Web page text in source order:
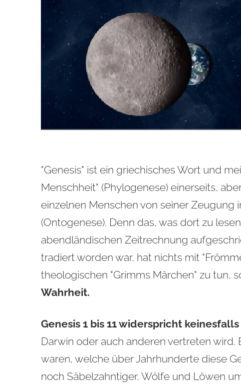
"Genesis" ist ein griechisches Wort und
Menschheit" (Phylogenese) einerseits,
einzelnen Menschen von seiner Zeugung
(Ontogenese). Denn das, was dort zu
abendländischen Zeitrechnung
tradiert worden war, hat nichts mit
theologischen "Grimms Märchen" zu tun,
Wahrheit.
Genesis 1 bis 11 widerspricht
Darwin oder auch anderen vertreten wird.
waren, welche über Jahrhunderte diese
noch Säbelzahntiger, Wölfe und Löwen